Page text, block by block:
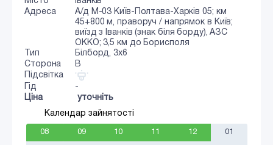
Адреса
А/д М-03 Київ-Полтава-Харків 05; км
45+800 м, праворуч / напрямок в Київ;
виїзд з Іванків (знак біля борду), АЗС
ОККО; 3,5 км до Борисполя
Тип
Білборд, 3х6
Сторона
B
Підсвітка
Гід
-
Ціна
уточніть
Календар зайнятості
08 09 10 11 12 01